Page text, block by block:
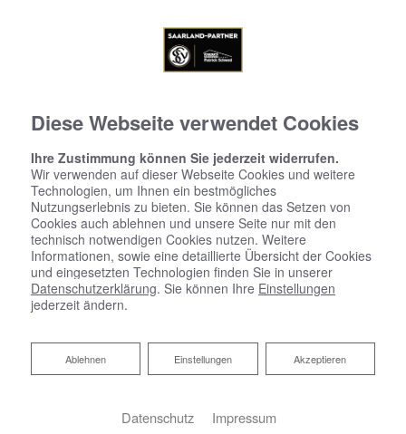
Diese Webseite verwendet Cookies
Ihre Zustimmung können Sie jederzeit widerrufen.
Wir verwenden auf dieser Webseite Cookies und weitere
Technologien, um Ihnen ein bestmögliches
Nutzungserlebnis zu bieten. Sie können das Setzen von
Cookies auch ablehnen und unsere Seite nur mit den
technisch notwendigen Cookies nutzen. Weitere
Informationen, sowie eine detaillierte Übersicht der Cookies
und eingesetzten Technologien finden Sie in unserer
Datenschutzerklärung. Sie können Ihre Einstellungen
jederzeit ändern.
Akzeptieren
Einstellungen
Ablehnen
Ablehnen
Datenschutz Impressum